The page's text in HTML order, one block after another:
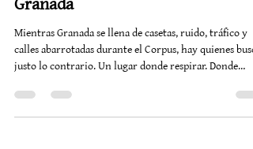
Junio en Nigüelas: la alternativa
tranquila al bullicio del Corpus de
Granada
Mientras Granada se llena de casetas, ruido, tráfico y
justo lo contrario. Un lugar donde respirar. Donde